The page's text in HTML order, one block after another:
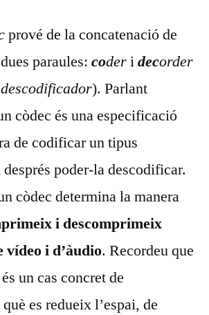
prové de la concatenació de
paraules: coderidecorder
descodificador). Parlant
còdec és una especificació
de codificar un tipus
poder-la descodificar.
còdec determina la manera
i descomprimeix
i d’àudio. Recordeu que
un cas concret de
es redueix l’espai, de